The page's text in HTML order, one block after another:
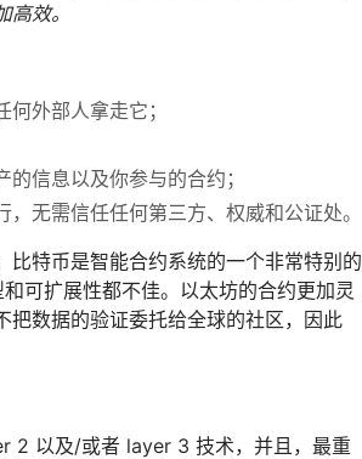
效。
外部人拿走它；
信息以及你参与的合约；
无需信任任何第三方、权威和公证处。
特币是智能合约系统的一个非常特别的
可扩展性都不佳。以太坊的合约更加灵
把数据的验证委托给全球的社区，因此
2 以及/或者 layer 3 技术，并且，最重